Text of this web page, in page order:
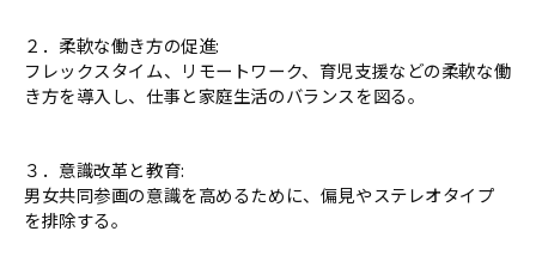
２．柔軟な働き方の促進:
フレックスタイム、リモートワーク、育児支援などの柔軟な働
き方を導入し、仕事と家庭生活のバランスを図る。
３．意識改革と教育:
男女共同参画の意識を高めるために、偏見やステレオタイプ
を排除する。